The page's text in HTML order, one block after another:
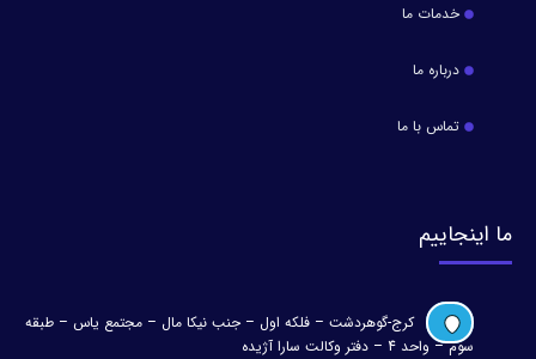
خدمات ما
درباره ما
تماس با ما
ما اینجاییم
کرج-گوهردشت – فلکه اول – جنب نیکا مال – مجتمع یاس – طبقه
سوم – واحد 4 – دفتر وکالت سارا آژیده